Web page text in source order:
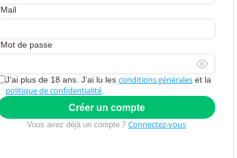
Mail
Mot de passe
J’ai plus de 18 ans. J’ai lu les conditions générales et la
politique de confidentialité
Créer un compte
Vous avez déjà un compte ? Connectez-vous